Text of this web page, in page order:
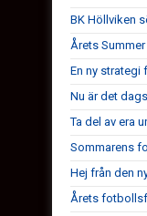
BK Höllviken
Årets
En ny strategi
Nu är det
Ta del av era
Sommarens
Hej från den
Årets